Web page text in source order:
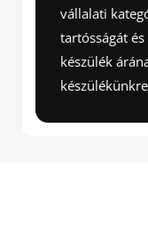
vállalati
tartósságát
készülék